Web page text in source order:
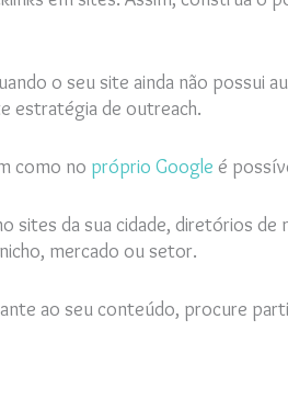
o seu site ainda não possui
estratégia de outreach.
como no próprio Google é
sites da sua cidade, diretórios
mercado ou setor.
ao seu conteúdo, procure